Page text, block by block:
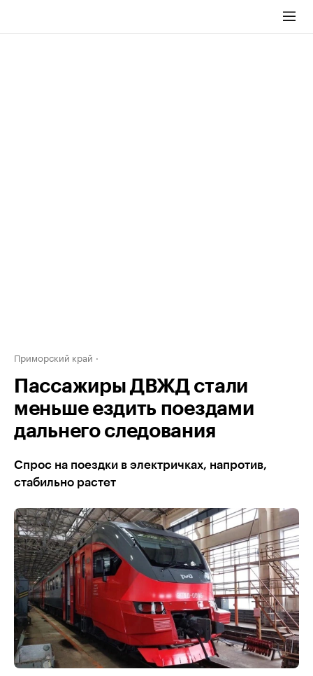
Приморский край
Пассажиры ДВЖД стали
меньше ездить поездами
дальнего следования
Спрос на поездки в электричках, напротив,
стабильно растет